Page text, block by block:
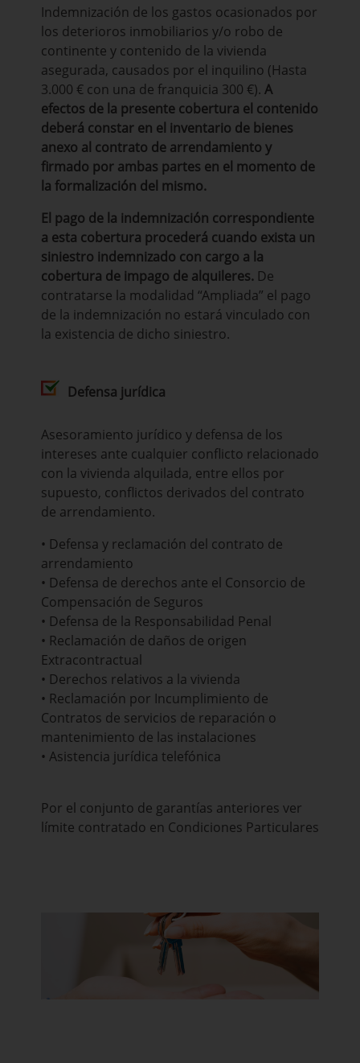
Indemnización de los gastos ocasionados por
los deterioros inmobiliarios y/o robo de
continente y contenido de la vivienda
asegurada, causados por el inquilino (Hasta
3.000 € con una de franquicia 300 €). A
efectos de la presente cobertura el contenido
deberá constar en el inventario de bienes
anexo al contrato de arrendamiento y
firmado por ambas partes en el momento de
la formalización del mismo.
El pago de la indemnización correspondiente
a esta cobertura procederá cuando exista un
siniestro indemnizado con cargo a la
cobertura de impago de alquileres. De
contratarse la modalidad “Ampliada” el pago
de la indemnización no estará vinculado con
la existencia de dicho siniestro.
Defensa jurídica
Asesoramiento jurídico y defensa de los
intereses ante cualquier conflicto relacionado
con la vivienda alquilada, entre ellos por
supuesto, conflictos derivados del contrato
de arrendamiento.
• Defensa y reclamación del contrato de
arrendamiento
• Defensa de derechos ante el Consorcio de
Compensación de Seguros
• Defensa de la Responsabilidad Penal
• Reclamación de daños de origen
Extracontractual
• Derechos relativos a la vivienda
• Reclamación por Incumplimiento de
Contratos de servicios de reparación o
mantenimiento de las instalaciones
• Asistencia jurídica telefónica
Por el conjunto de garantías anteriores ver
límite contratado en Condiciones Particulares